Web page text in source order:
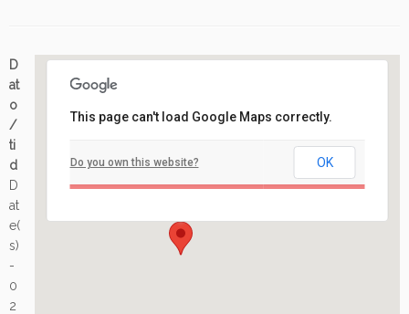
Arrangement
This page can't load Google Maps correctly.
Do you own this website? OK
D
at
o
/
ti
d
D
at
e(
s)
-
0
2